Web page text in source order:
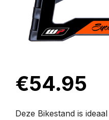
€54.95
Deze Bikestand is